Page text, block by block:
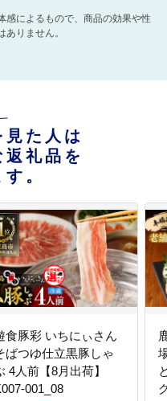
によるもので、商品の効果や性
ありません。
見た人は
礼品を
。
食豚彩 いちにぃさん
ばつゆ仕立黒豚しゃ
4人前【8月出荷】
001_08